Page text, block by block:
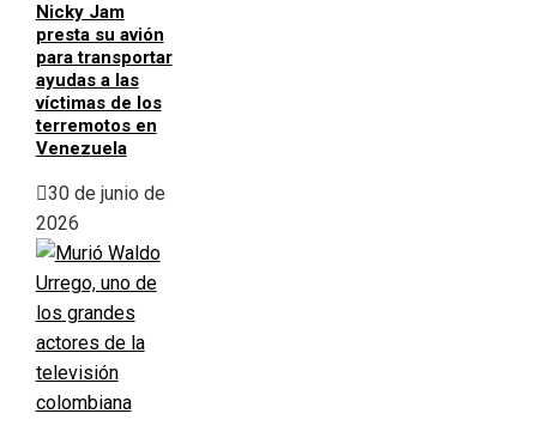
Nicky Jam
presta su avión
para transportar
ayudas a las
víctimas de los
terremotos en
Venezuela
30 de junio de
2026